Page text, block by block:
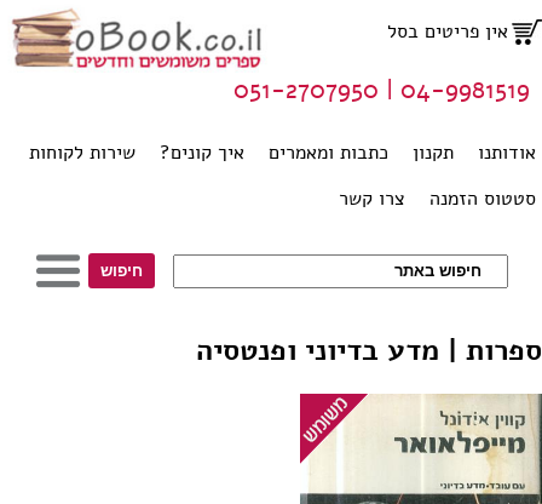
אין פריטים בסל
אודותנו תקנון כתבות ומאמרים איך קונים?
שירות לקוחות
סטטוס הזמנה
צרו קשר
04-9981519 | 051-2707950
ספרות | מדע בדיוני ופנטסיה